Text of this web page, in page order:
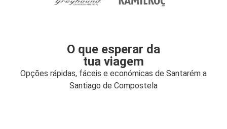
O que esperar da
tua viagem
Opções rápidas, fáceis e económicas de Santarém a
Santiago de Compostela